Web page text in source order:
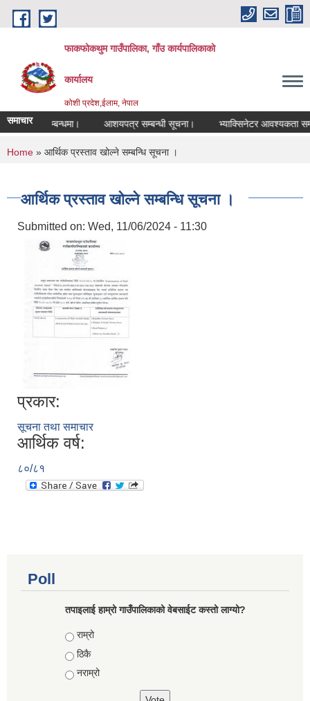
Skip to main content
फाकफोकथुम गाउँपालिका, गाँउ कार्यपालिकाको
कार्यालय
कोशी प्रदेश,ईलाम, नेपाल
समाचारसम्बन्धमा। आशयपत्र सम्बन्धी सूचना। भ्याक्सिनेटर आवश्यकता
You are here
Home » आर्थिक प्रस्ताव खोल्ने सम्बन्धि सूचना ।
आर्थिक प्रस्ताव खोल्ने सम्बन्धि सूचना ।
Submitted on: Wed, 11/06/2024 - 11:30
प्रकार:
सूचना तथा समाचार
आर्थिक वर्ष:
८०/८१
Poll
तपाइलाई हाम्रो गाउँपालिकाको वेबसाईट कस्तो लाग्यो?
Choices
राम्रो
ठिकै
नराम्रो